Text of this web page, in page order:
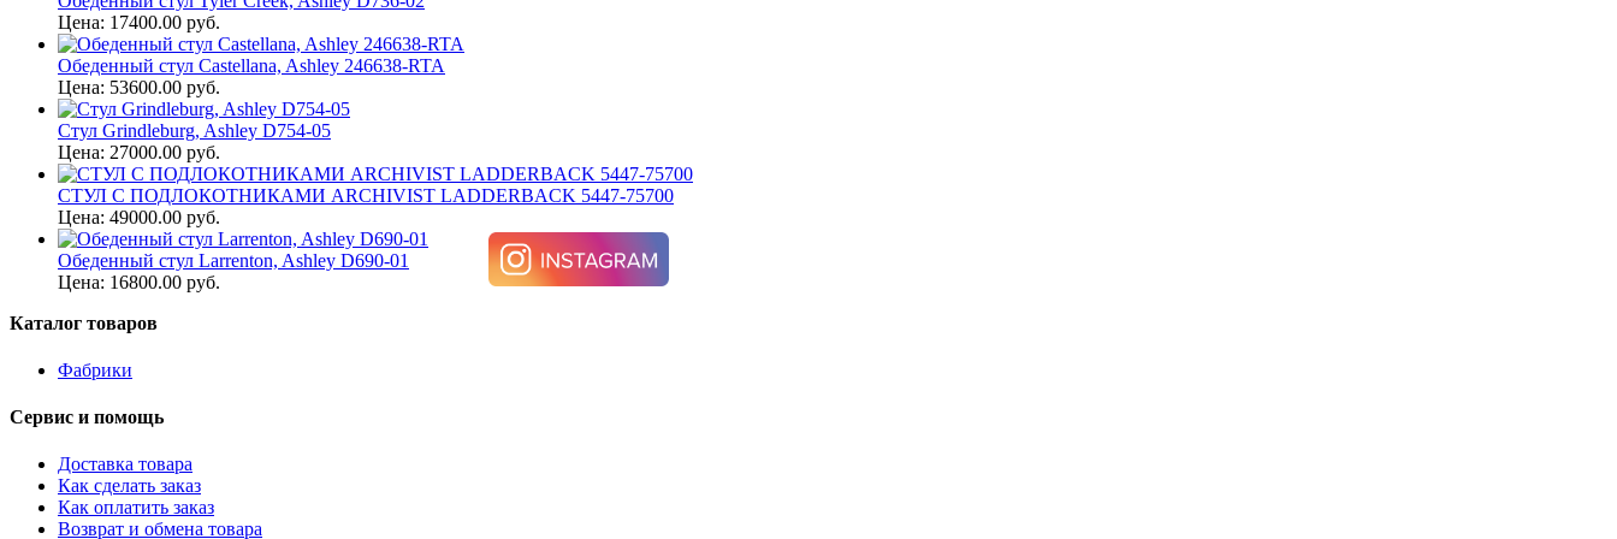
Цена: 17400.00 руб.
Обеденный стул Castellana, Ashley 246638-RTA
Цена: 53600.00 руб.
Стул Grindleburg, Ashley D754-05
Цена: 27000.00 руб.
СТУЛ С ПОДЛОКОТНИКАМИ ARCHIVIST LADDERBACK 5447-75700
Цена: 49000.00 руб.
Обеденный стул Larrenton, Ashley D690-01
Цена: 16800.00 руб.
Каталог товаров
Фабрики
Сервис и помощь
Доставка товара
Как сделать заказ
Как оплатить заказ
Возврат и обмена товара